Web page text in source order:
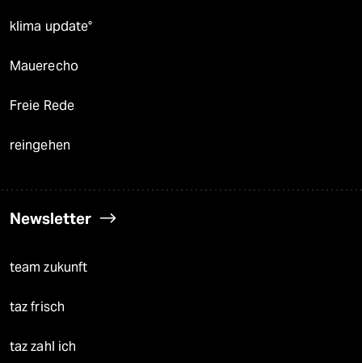
klima update°
Mauerecho
Freie Rede
reingehen
Newsletter
team zukunft
taz frisch
taz zahl ich